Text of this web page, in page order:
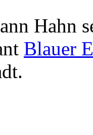
Hahn
Blauer